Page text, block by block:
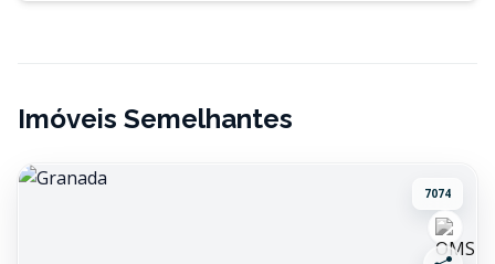
Imóveis Semelhantes
7074